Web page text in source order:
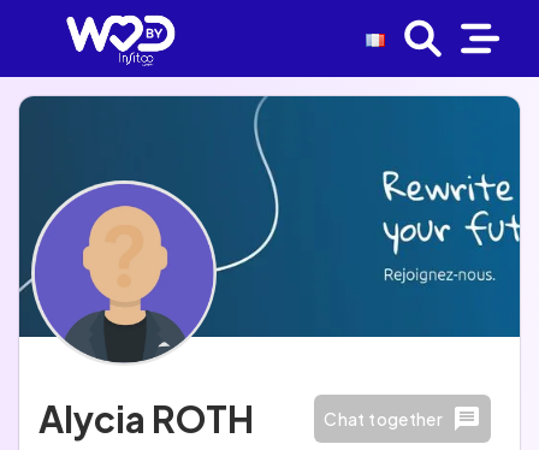
Alycia ROTH Chat together